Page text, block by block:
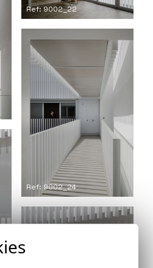
Ref: 9002_22
Ref: 9002_24